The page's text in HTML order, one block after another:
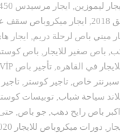
ايجار ليموزين, ايجار مرسيدس S450
, ايجار ميكروباص سقف
ميني باص لرحلة دريم, ايجار
, باص صغير للايجار , باص كوستر
في القاهره, تأجير باص VİP مرسيدس
خاص, تاجير كوستر ,
سياحة شباب, توبيسات كوستر
باص رايح دهب, جو باص, حتى 4
, دورات ميكروباص للايجار 2020